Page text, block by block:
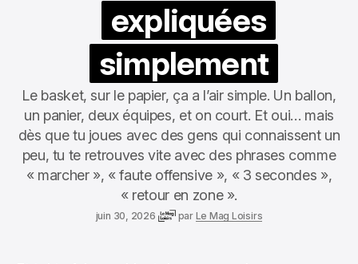
expliquées
simplement
Le basket, sur le papier, ça a l’air simple. Un ballon,
un panier, deux équipes, et on court. Et oui… mais
dès que tu joues avec des gens qui connaissent un
peu, tu te retrouves vite avec des phrases comme
« marcher », « faute offensive », « 3 secondes »,
« retour en zone ».
juin 30, 2026 par Le Mag Loisirs